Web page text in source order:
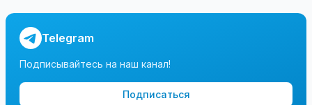
Telegram
Подписывайтесь на наш канал!
Подписаться